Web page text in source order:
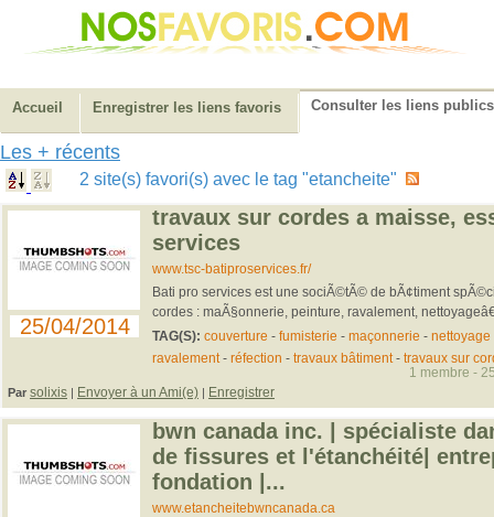
Accueil Enregistrer les liens favoris Consulter les liens publics
Les + récents
2 site(s) favori(s) avec le tag "etancheite"
25/04/2014
travaux sur cordes a maisse,
services
www.tsc-batiproservices.fr/
Bati pro services est une sociÃ©tÃ© de bÃ¢timent
cordes : maÃ§onnerie, peinture, ravalement,
TAG(S): couverture - fumisterie - maçonnerie - nettoyage
ravalement- réfection - travaux bâtiment- travaux sur
Par solixis | Envoyer à un Ami(e) | Enregistrer
1 membre -
bwn canada inc. | spécialiste
de fissures et l'étanchéité|
fondation |...
www.etancheitebwncanada.ca